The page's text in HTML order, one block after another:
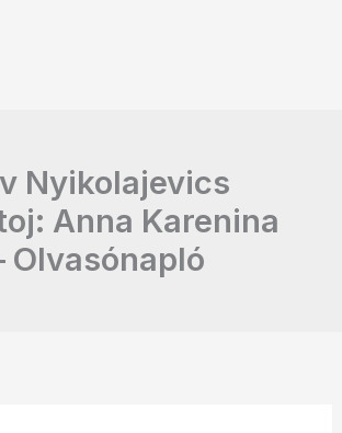
Nyikolajevics
Anna Karenina
Olvasónapló